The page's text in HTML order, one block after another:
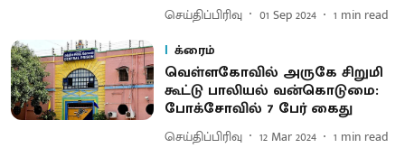
செய்திப்பிரிவு 01 Sep 2024 1 min read
க்ரைம்
வெள்ளகோவில் அருகே சிறுமி
கூட்டு பாலியல் வன்கொடுமை:
போக்சோவில் 7 பேர் கைது
செய்திப்பிரிவு 12 Mar 2024 1 min read